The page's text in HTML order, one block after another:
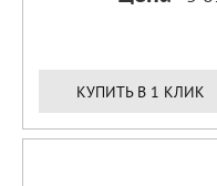
КУПИТЬ В 1 КЛИК